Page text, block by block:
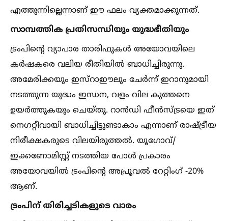
എത്തുന്നില്ലെന്നാണ് ഈ ഫലം വ്യക്തമാക്കുന്നത്.
സാമ്പത്തിക പ്രതിസന്ധിയും യുദ്ധഭീതിയും
ട്രംപിൻ്റെ വ്യാപാര താരിഫുകള്‍ അയോവയിലെ
കർഷകരെ വലിയ രീതിയില്‍ ബാധിച്ചിരുന്നു.
അമേരിക്കയും ഇസ്റാഈലും ചേർന്ന് ഇറാനുമായി
നടത്തുന്ന യുദ്ധം ഇന്ധന, വളം വില കുത്തനെ
ഉയർത്തുകയും ചെയ്തു. റാൻഡി ഫീൻസ്ട്രയെ ഇത്
നെഗറ്റീവായി ബാധിച്ചിട്ടുണ്ടാകാം എന്നാണ് രാഷ്ട്രീയ
നിരീക്ഷകരുടെ വിലയിരുത്തല്‍. യൂഗോവ്/
ഇക്കണോമിസ്റ്റ് നടത്തിയ പോള്‍ പ്രകാരം
അയോവയില്‍ ട്രംപിൻ്റെ അപ്രൂവല്‍ റേറ്റിംഗ് -20%
ആണ്.
ട്രംപിന് തിരിച്ചടികളുടെ വാരം